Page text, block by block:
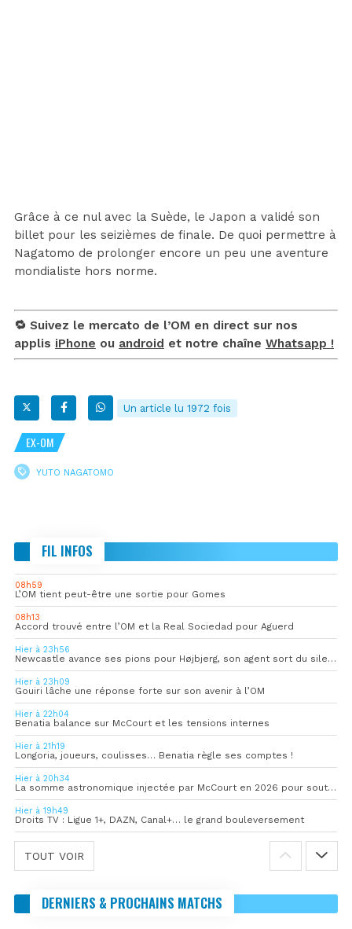
Grâce à ce nul avec la Suède, le Japon a validé son
billet pour les seizièmes de finale. De quoi permettre à
Nagatomo de prolonger encore un peu une aventure
mondialiste hors norme.
🔁 Suivez le mercato de l’OM en direct sur nos
applis iPhone ou android et notre chaîne Whatsapp !
Un article lu 1972 fois
EX-OM
YUTO NAGATOMO
FIL INFOS
08h59
L’OM tient peut-être une sortie pour Gomes
08h13
Accord trouvé entre l’OM et la Real Sociedad pour Aguerd
Hier à 23h56
Newcastle avance ses pions pour Højbjerg, son agent sort du silence
Hier à 23h09
Gouiri lâche une réponse forte sur son avenir à l’OM
Hier à 22h04
Benatia balance sur McCourt et les tensions internes
Hier à 21h19
Longoria, joueurs, coulisses… Benatia règle ses comptes !
Hier à 20h34
La somme astronomique injectée par McCourt en 2026 pour soutenir l’OM
Hier à 19h49
Droits TV : Ligue 1+, DAZN, Canal+… le grand bouleversement
TOUT VOIR
DERNIERS & PROCHAINS MATCHS